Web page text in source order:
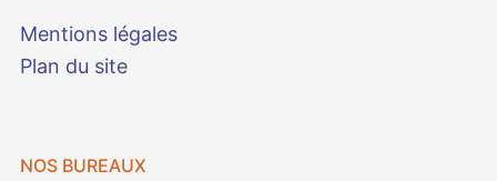
Mentions légales
Plan du site
NOS BUREAUX